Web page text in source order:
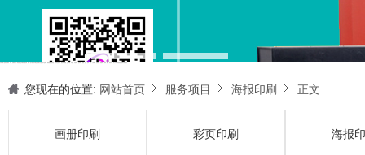
新闻动态
关于我们
联系我们
您现在的位置: 网站首页 服务项目 海报印刷 正文
画册印刷 彩页印刷 海报